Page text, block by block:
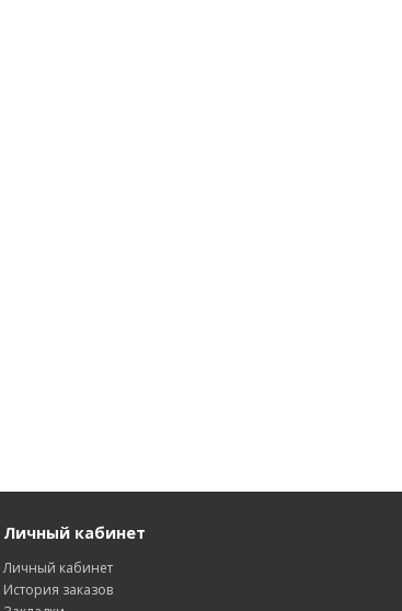
Личный кабинет
Личный кабинет
История заказов